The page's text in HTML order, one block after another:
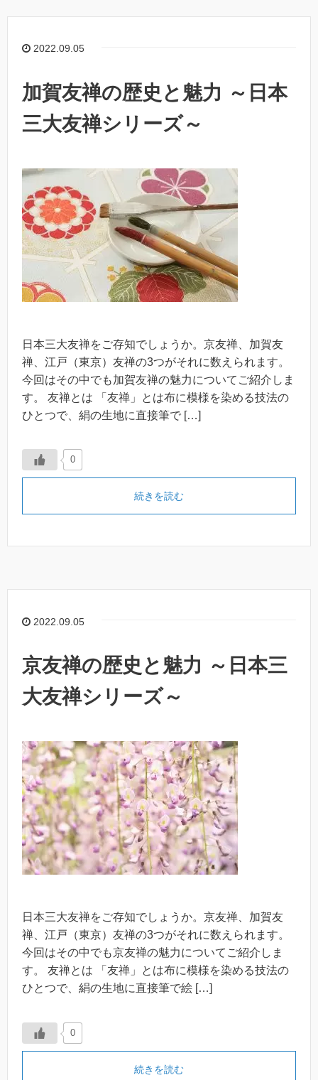
2022.09.05
加賀友禅の歴史と魅力 ～日本
三大友禅シリーズ～
日本三大友禅をご存知でしょうか。京友禅、加賀友
禅、江戸（東京）友禅の3つがそれに数えられます。
今回はその中でも加賀友禅の魅力についてご紹介しま
す。 友禅とは 「友禅」とは布に模様を染める技法の
ひとつで、絹の生地に直接筆で […]
0
続きを読む
2022.09.05
京友禅の歴史と魅力 ～日本三
大友禅シリーズ～
日本三大友禅をご存知でしょうか。京友禅、加賀友
禅、江戸（東京）友禅の3つがそれに数えられます。
今回はその中でも京友禅の魅力についてご紹介しま
す。 友禅とは 「友禅」とは布に模様を染める技法の
ひとつで、絹の生地に直接筆で絵 […]
0
続きを読む